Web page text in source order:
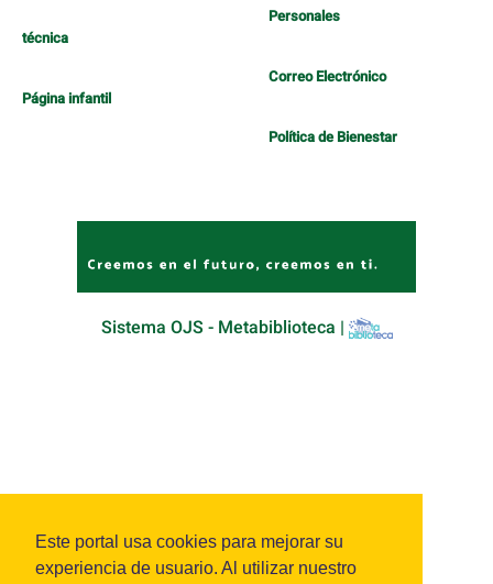
Este portal usa cookies para mejorar su
experiencia de usuario. Al utilizar nuestro
técnica
Página infantil
Personales
Correo Electrónico
Política de Bienestar
Sistema OJS - Metabiblioteca |